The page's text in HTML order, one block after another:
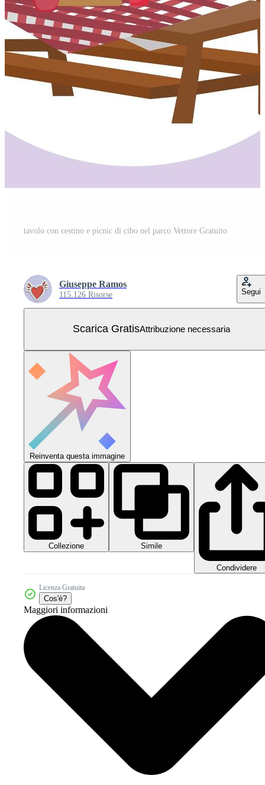
tavolo con cestino e picnic di cibo nel parco Vettore Gratuito
Giuseppe Ramos
115.126 Risorse Segui
Scarica GratisAttribuzione necessaria
Reinventa questa immagine
Collezione Simile
Condividere
Licenza Gratuita
Cos'è?
Maggiori informazioni